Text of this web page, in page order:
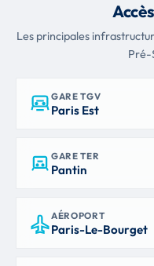
Les principales
Pré-
GARE TGV
Paris Est
GARE TER
Pantin
AÉROPORT
Paris-Le-Bourget